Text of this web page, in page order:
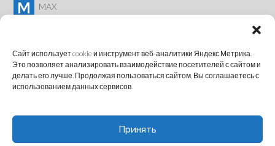
Сайт использует cookie и инструмент веб-аналитики Яндекс.Метрика.
Это позволяет анализировать взаимодействие посетителей с сайтом и
делать его лучше. Продолжая пользоваться сайтом, Вы соглашаетесь с
использованием данных сервисов.
Принять
MAX
ОНЛАЙН-ЗАПИСЬ